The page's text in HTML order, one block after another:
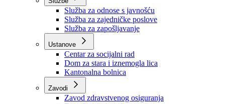
Organizacije
Službe
Služba za odnose s javnošću
Služba za zajedničke poslove
Služba za zapošljavanje
Ustanove
Centar za socijalni rad
Dom za stara i iznemogla lica
Kantonalna bolnica